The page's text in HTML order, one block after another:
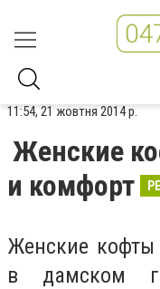
11:54, 21 жовтня 2014 р.
Женские
и комфорт
Женские
в дамском